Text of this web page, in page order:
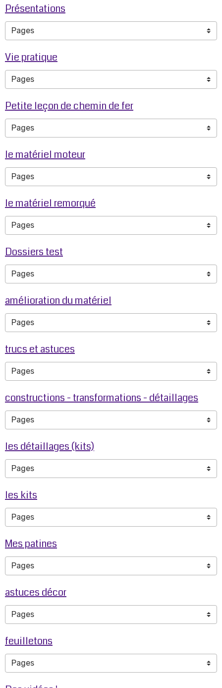
Présentations
Vie pratique
Petite leçon de chemin de fer
le matériel moteur
le matériel remorqué
Dossiers test
amélioration du matériel
trucs et astuces
constructions - transformations - détaillages
les détaillages (kits)
les kits
Mes patines
astuces décor
feuilletons